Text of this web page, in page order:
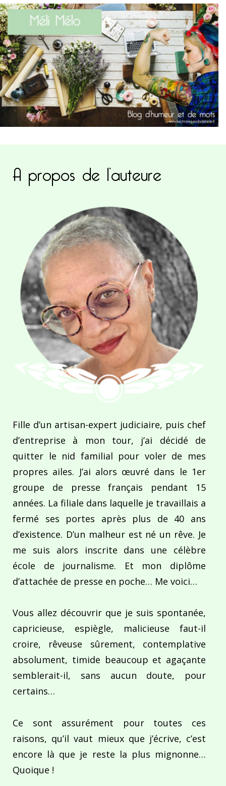
A propos de l’auteure
Fille d’un artisan-expert judiciaire, puis chef
d’entreprise à mon tour, j’ai décidé de
quitter le nid familial pour voler de mes
propres ailes. J’ai alors œuvré dans le 1er
groupe de presse français pendant 15
années. La filiale dans laquelle je travaillais a
fermé ses portes après plus de 40 ans
d’existence. D’un malheur est né un rêve. Je
me suis alors inscrite dans une célèbre
école de journalisme. Et mon diplôme
d’attachée de presse en poche… Me voici…
Vous allez découvrir que je suis spontanée,
capricieuse, espiègle, malicieuse faut-il
croire, rêveuse sûrement, contemplative
absolument, timide beaucoup et agaçante
semblerait-il, sans aucun doute, pour
certains…
Ce sont assurément pour toutes ces
raisons, qu’il vaut mieux que j’écrive, c’est
encore là que je reste la plus mignonne…
Quoique !